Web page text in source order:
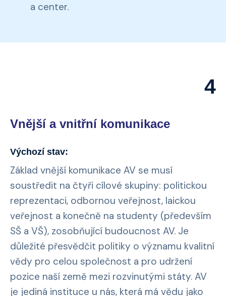
a center.
4
Vnější a vnitřní komunikace
Výchozí stav:
Základ vnější komunikace AV se musí
soustředit na čtyři cílové skupiny: politickou
reprezentaci, odbornou veřejnost, laickou
veřejnost a konečně na studenty (především
SŠ a VŠ), zosobňující budoucnost AV. Je
důležité přesvědčit politiky o významu kvalitní
vědy pro celou společnost a pro udržení
pozice naší země mezi rozvinutými státy. AV
je jediná instituce u nás, která má vědu jako